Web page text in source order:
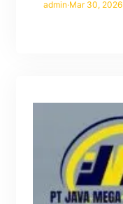
admin·Mar 30, 2026